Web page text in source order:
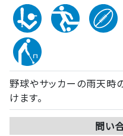
野球やサッカーの雨天時
けます。
問い